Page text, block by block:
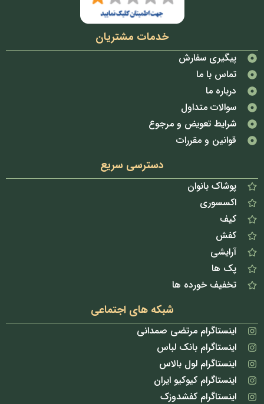
خدمات مشتریان
پیگیری سفارش
تماس با ما
درباره ما
سوالات متداول
شرایط تعویض و مرجوع
قوانین و مقررات
دسترسی سریع
پوشاک بانوان
اکسسوری
کیف
کفش
آرایشی
پک ها
تخفیف خورده ها
شبکه های اجتماعی
اینستاگرام مرتضی صمدانی
اینستاگرام بانک لباس
اینستاگرام لول بالاس
اینستاگرام کیوکیو ایران
اینستاگرام کفشدوزک